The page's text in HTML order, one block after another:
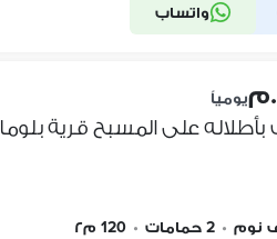
واتساب
يومياً
• 2 حمامات • 120 م٢